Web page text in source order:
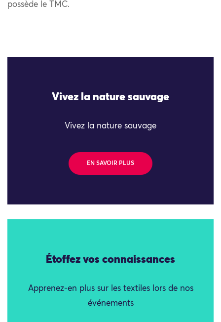
possède le TMC.
Vivez la nature sauvage
Vivez la nature sauvage
EN SAVOIR PLUS
Étoffez vos connaissances
Apprenez-en plus sur les textiles lors de nos
événements